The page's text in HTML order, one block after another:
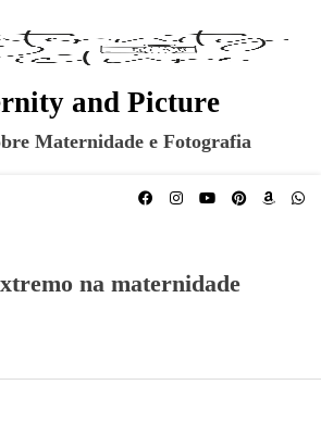
and Picture
Maternidade e Fotografia
na maternidade